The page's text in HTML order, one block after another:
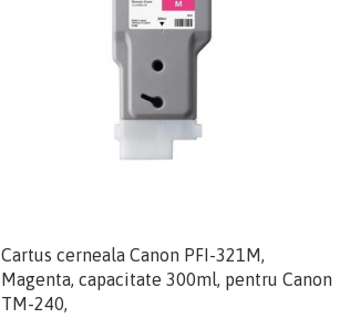
Cartus cerneala Canon PFI-321M,
Magenta, capacitate 300ml, pentru Canon
TM-240,